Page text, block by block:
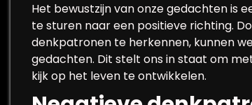
Het bewustzijn van onze gedachten is
te sturen naar een positieve richting.
denkpatronen te herkennen, kunnen
gedachten. Dit stelt ons in staat om
kijk op het leven te ontwikkelen.